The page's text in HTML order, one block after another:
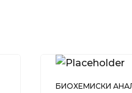
БИОХЕМИСКИ